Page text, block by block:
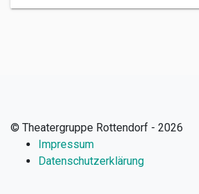
© Theatergruppe Rottendorf - 2026
Impressum
Datenschutzerklärung